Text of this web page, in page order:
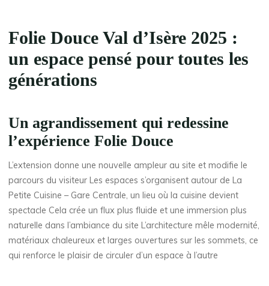
Folie Douce Val d’Isère 2025 :
un espace pensé pour toutes les
générations
Un agrandissement qui redessine
l’expérience Folie Douce
L’extension donne une nouvelle ampleur au site et modifie le
parcours du visiteur Les espaces s’organisent autour de La
Petite Cuisine – Gare Centrale, un lieu où la cuisine devient
spectacle Cela crée un flux plus fluide et une immersion plus
naturelle dans l’ambiance du site L’architecture mêle modernité,
matériaux chaleureux et larges ouvertures sur les sommets, ce
qui renforce le plaisir de circuler d’un espace à l’autre